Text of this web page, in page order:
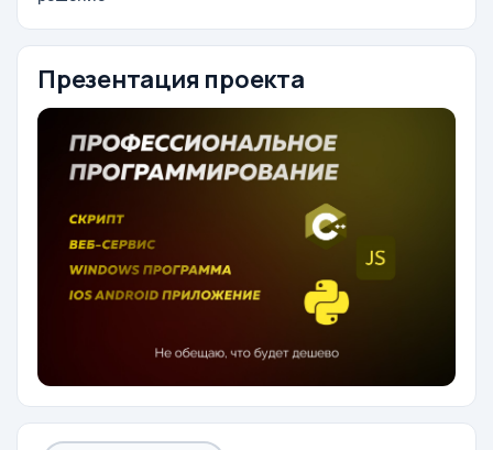
Презентация проекта